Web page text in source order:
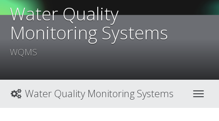
Water Quality
Monitoring Systems
WQMS
Water Quality Monitoring Systems